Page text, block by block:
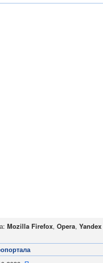
Mozilla Firefox, Opera,